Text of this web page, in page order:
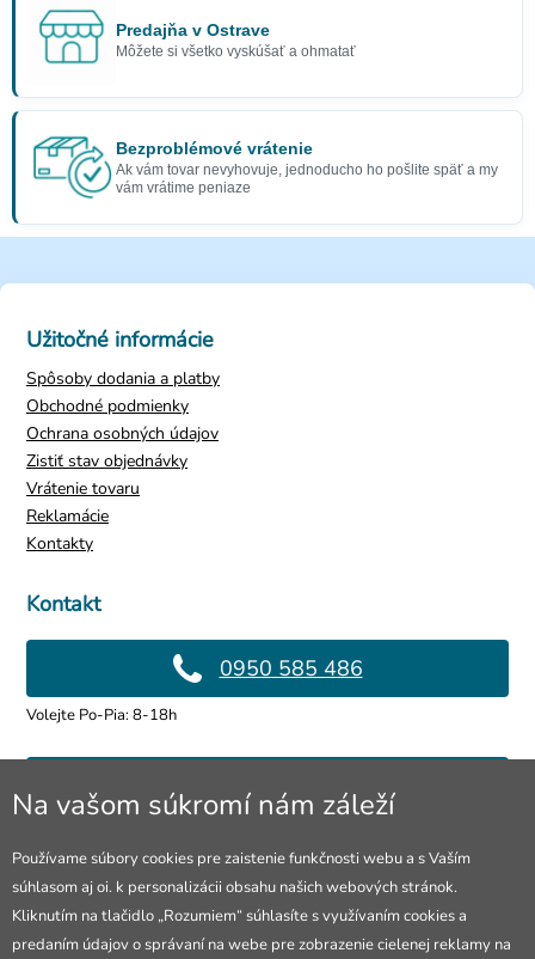
Predajňa v Ostrave
Môžete si všetko vyskúšať a ohmatať
Bezproblémové vrátenie
Ak vám tovar nevyhovuje, jednoducho ho pošlite späť a my
vám vrátime peniaze
Kontakt
0950 585 486
Volejte Po-Pia: 8-18h
info@4lol.cz
Predajňa v Ostrave
Užitočné informácie
Spôsoby dodania a platby
Obchodné podmienky
Ochrana osobných údajov
Zistiť stav objednávky
Vrátenie tovaru
Reklamácie
Kontakty
Na vašom súkromí nám záleží
Používame súbory cookies pre zaistenie funkčnosti webu a s Vaším
súhlasom aj oi. k personalizácii obsahu našich webových stránok.
Kliknutím na tlačidlo „Rozumiem“ súhlasíte s využívaním cookies a
predaním údajov o správaní na webe pre zobrazenie cielenej reklamy na